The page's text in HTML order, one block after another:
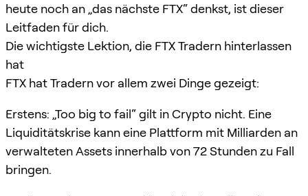
heute noch an „das nächste FTX“ denkst, ist dieser
Leitfaden für dich.
Die wichtigste Lektion, die FTX Tradern hinterlassen
hat
FTX hat Tradern vor allem zwei Dinge gezeigt:
Erstens: „Too big to fail“ gilt in Crypto nicht. Eine
Liquiditätskrise kann eine Plattform mit Milliarden an
verwalteten Assets innerhalb von 72 Stunden zu Fall
bringen.